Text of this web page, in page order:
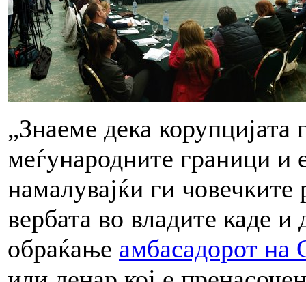
„Знаеме дека
меѓународните граници и
намалувајќи ги
вербата во владите каде и
обраќање амбасадорот